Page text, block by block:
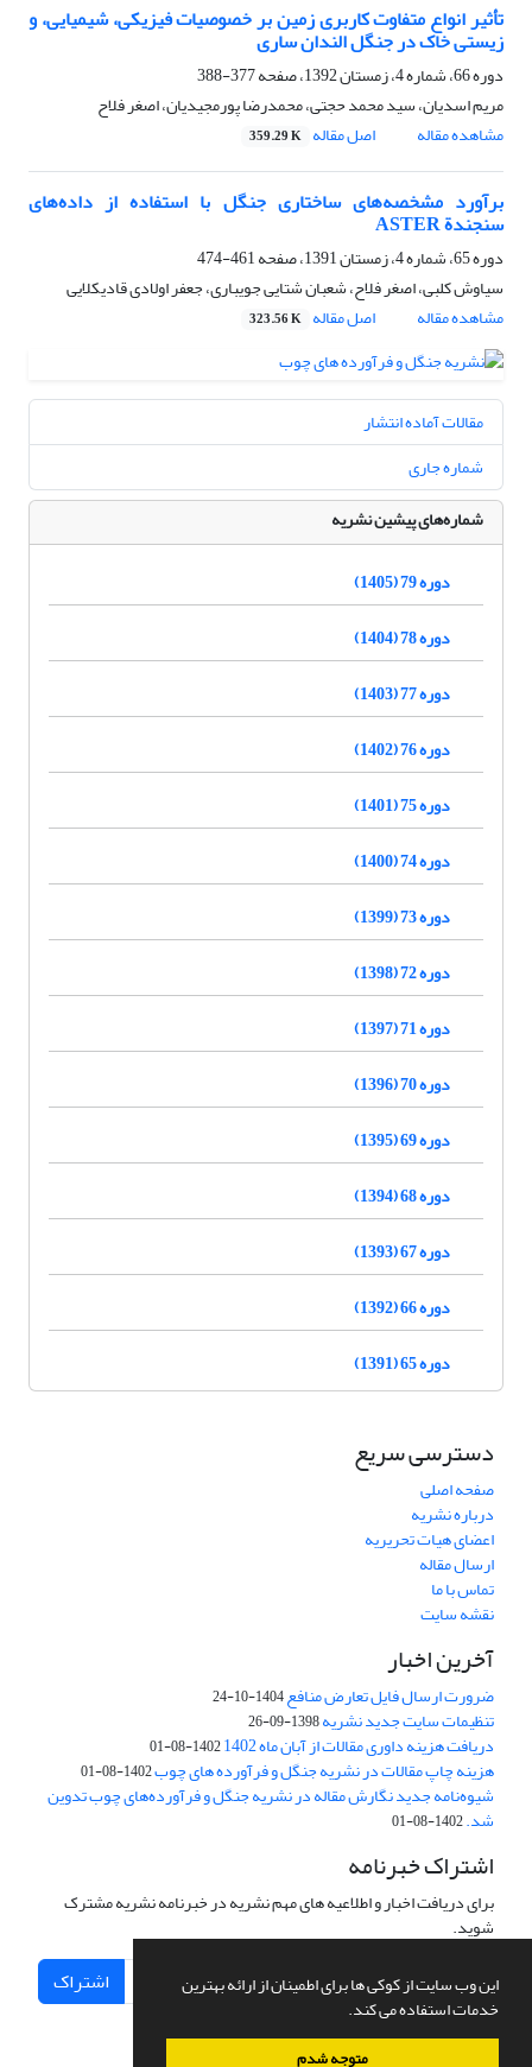
این وب سایت از کوکی ها برای اطمینان از ارائه بهترین
خدمات استفاده می کند.
متوجه شدم
تأثیر انواع متفاوت کاربری زمین بر خصوصیات فیزیکی، شیمیایی، و
زیستی خاک در جنگل الندان ساری
دوره 66، شماره 4، زمستان 1392، صفحه
377-388
مریم اسدیان، سید محمد حجتی، محمدرضا پورمجیدیان، اصغر فلاح
مشاهده مقاله
اصل مقاله 359.29 K
برآورد مشخصه‌‌های ساختاری جنگل با استفاده از داده‌‌های
سنجندة ASTER
دوره 65، شماره 4، زمستان 1391، صفحه
461-474
سیاوش کلبی، اصغر فلاح، شعبان شتایی جویباری، جعفر اولادی قادیکلایی
مشاهده مقاله
اصل مقاله 323.56 K
مقالات آماده انتشار
شماره جاری
شماره‌های پیشین نشریه
دوره 79 (1405)
دوره 78 (1404)
دوره 77 (1403)
دوره 76 (1402)
دوره 75 (1401)
دوره 74 (1400)
دوره 73 (1399)
دوره 72 (1398)
دوره 71 (1397)
دوره 70 (1396)
دوره 69 (1395)
دوره 68 (1394)
دوره 67 (1393)
دوره 66 (1392)
دوره 65 (1391)
دسترسی سریع
صفحه اصلی
درباره نشریه
اعضای هیات تحریریه
ارسال مقاله
تماس با ما
نقشه سایت
آخرین اخبار
ضرورت ارسال فایل تعارض منافع1404-10-24
تنظیمات سایت جدید نشریه1398-09-26
دریافت هزینه داوری مقالات از آبان ماه 1402 1402-08-01
هزینه چاپ مقالات در نشریه جنگل و فرآورده های چوب1402-08-01
شیوه‌نامه جدید نگارش مقاله در نشریه جنگل و فرآورده‌های چوب تدوین
شد.1402-08-01
اشتراک خبرنامه
برای دریافت اخبار و اطلاعیه های مهم نشریه در خبرنامه نشریه مشترک
شوید.
اشتراک